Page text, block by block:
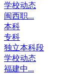
学校动态
闽西职...
本科
专科
独立本科段
学校动态
福建中...